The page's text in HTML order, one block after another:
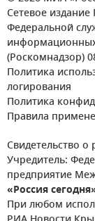
Сетевое
Федеральной
(Роскомнадзор)
Политика
логирования
Политика
Правила
Свидетельство
Учредитель:
предприятие
«Россия
При любом